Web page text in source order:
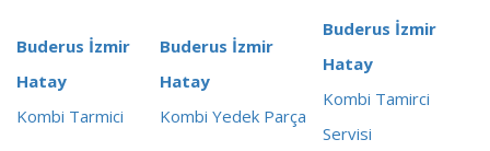
Buderus İzmir
Hatay
Kombi Tarmici
Buderus İzmir
Hatay
Kombi Yedek Parça
Buderus İzmir
Hatay
Kombi Tamirci
Servisi